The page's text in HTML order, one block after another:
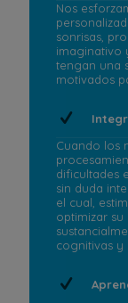
Nos
sonrisas,
imaginativo
tengan una
motivados
Cuando los
dificultades
sin duda
el cual,
optimizar
cognitivas y